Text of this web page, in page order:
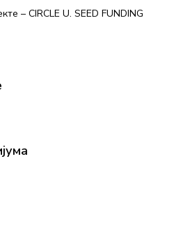
– CIRCLE U. SEED FUNDING